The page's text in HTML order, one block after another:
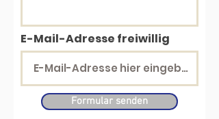
E-Mail-Adresse freiwillig
Formular senden